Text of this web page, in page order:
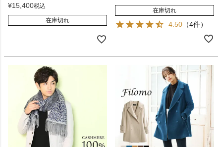
¥15,400税込
在庫切れ
在庫切れ
4.50 （4件）